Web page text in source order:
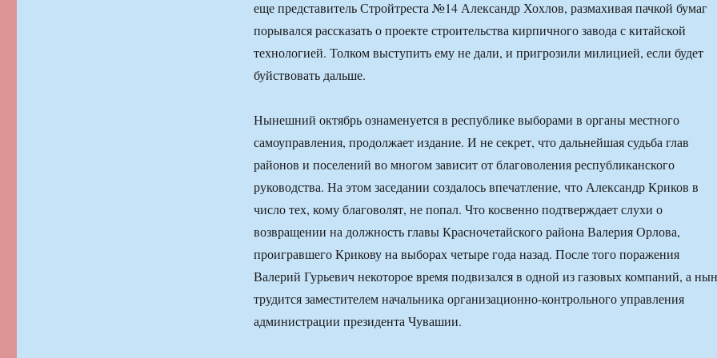
еще представитель Стройтреста №14 Александр Хохлов, размахивая пачкой бумаг
порывался рассказать о проекте строительства кирпичного завода с китайской
технологией. Толком выступить ему не дали, и пригрозили милицией, если будет
буйствовать дальше.
Нынешний октябрь ознаменуется в республике выборами в органы местного
самоуправления, продолжает издание. И не секрет, что дальнейшая судьба глав
районов и поселений во многом зависит от благоволения республиканского
руководства. На этом заседании создалось впечатление, что Александр Криков в
число тех, кому благоволят, не попал. Что косвенно подтверждает слухи о
возвращении на должность главы Красночетайского района Валерия Орлова,
проигравшего Крикову на выборах четыре года назад. После того поражения
Валерий Гурьевич некоторое время подвизался в одной из газовых компаний, а
трудится заместителем начальника организационно-контрольного управления
администрации президента Чувашии.